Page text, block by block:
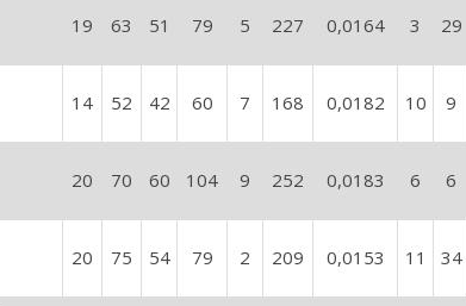
19 63 51 79 5 227 0,0164 3 29
14 52 42 60 7 168 0,0182 10 9
20 70 60 104 9 252 0,0183 6 6
20 75 54 79 2 209 0,0153 11 34